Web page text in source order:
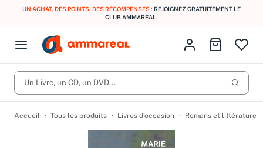
UN ACHAT, DES POINTS, DES RÉCOMPENSES : REJOIGNEZ GRATUITEMENT LE
CLUB AMMAREAL.
Open menu
Fermer le menu
CD d'occasion
Vinyles d'occasion
Produits Catégories
Identifiez-vous
Aller au
Un Livre, un CD, un DVD...
Accueil Tous les produits Livres d’occasion Romans et littérature